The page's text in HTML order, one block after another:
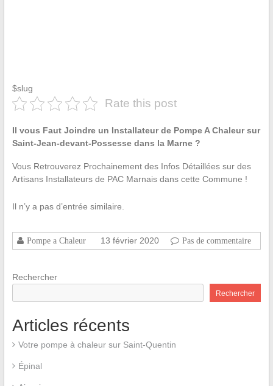
$slug
Rate this post
Il vous Faut Joindre un Installateur de Pompe A Chaleur sur
Saint-Jean-devant-Possesse dans la Marne ?
Vous Retrouverez Prochainement des Infos Détaillées sur des
Artisans Installateurs de PAC Marnais dans cette Commune !
Il n’y a pas d’entrée similaire.
Pompe a Chaleur 13 février 2020 Pas de commentaire
Rechercher
Rechercher
Articles récents
Votre pompe à chaleur sur Saint-Quentin
Épinal